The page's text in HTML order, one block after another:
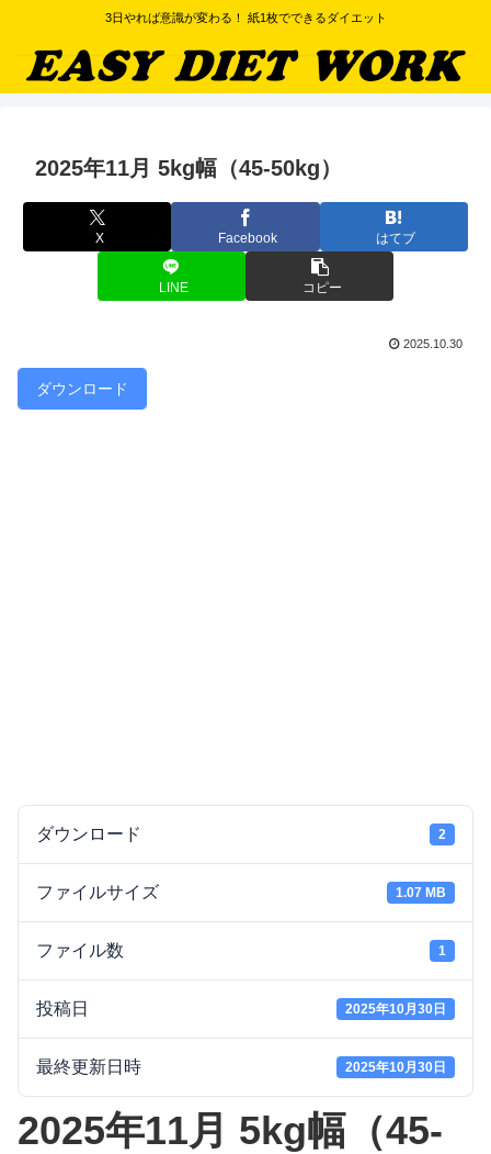
3日やれば意識が変わる！ 紙1枚でできるダイエット
2025年11月 5kg幅（45-50kg）
X Facebook はてブ
LINE コピー
2025.10.30
ダウンロード
ダウンロード 2
ファイルサイズ 1.07 MB
ファイル数 1
投稿日 2025年10月30日
最終更新日時 2025年10月30日
2025年11月 5kg幅（45-